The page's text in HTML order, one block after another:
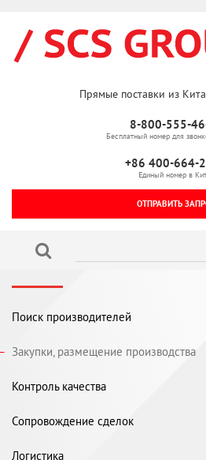
Прямые поставки из
8-800-555-
Бесплатный номер для
+86 400-664-
Единый номер в
ОТПРАВИТЬ
Поиск производителей
Закупки, размещение производства
Контроль качества
Сопровождение сделок
Логистика